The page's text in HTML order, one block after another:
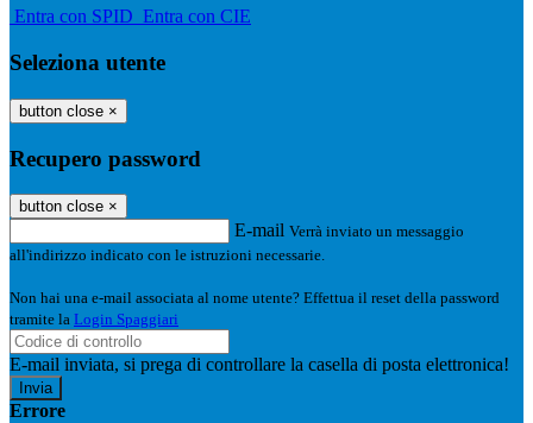
Entra con SPID Entra con CIE
Seleziona utente
button close ×
Recupero password
button close ×
E-mail Verrà inviato un messaggio
all'indirizzo indicato con le istruzioni necessarie.
Non hai una e-mail associata al nome utente? Effettua il reset della password
tramite la Login Spaggiari
E-mail inviata, si prega di controllare la casella di posta elettronica!
Errore